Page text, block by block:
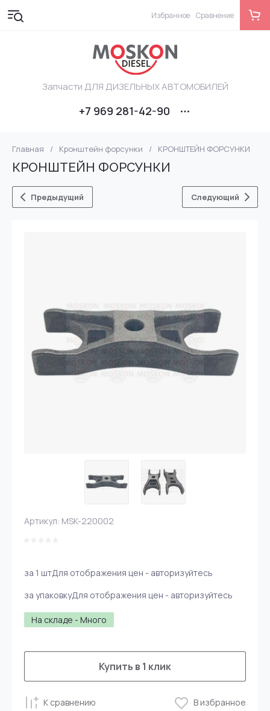
Запчасти ДЛЯ ДИЗЕЛЬНЫХ АВТОМОБИЛЕЙ
+7 969 281-42-90
Избранное Сравнение
Главная / Кронштейн форсунки / КРОНШТЕЙН ФОРСУНКИ
КРОНШТЕЙН ФОРСУНКИ
Предыдущий Следующий
Артикул: MSK-220002
На складе - Много
за 1 штДля отображения цен - авторизуйтесь
за упаковкуДля отображения цен - авторизуйтесь
Купить в 1 клик
К сравнению В избранное